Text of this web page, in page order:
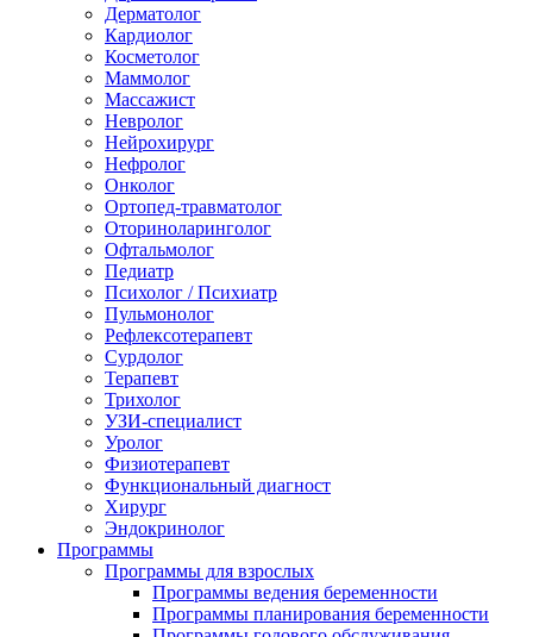
Дерматолог
Кардиолог
Косметолог
Маммолог
Массажист
Невролог
Нейрохирург
Нефролог
Онколог
Ортопед-травматолог
Оториноларинголог
Офтальмолог
Педиатр
Психолог / Психиатр
Пульмонолог
Рефлексотерапевт
Сурдолог
Терапевт
Трихолог
УЗИ-специалист
Уролог
Физиотерапевт
Функциональный диагност
Хирург
Эндокринолог
Программы
Программы для взрослых
Программы ведения беременности
Программы планирования беременности